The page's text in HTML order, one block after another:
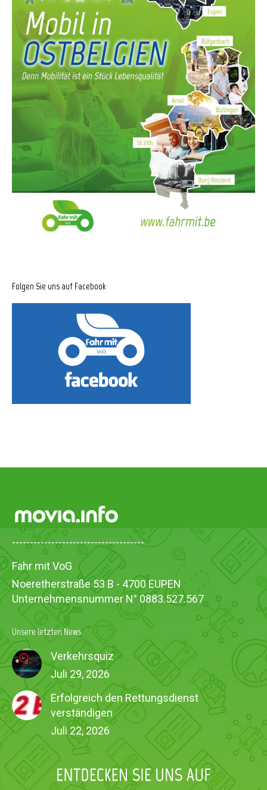
Folgen Sie uns auf Facebook
-------------------------------------
Fahr mit VoG
Noeretherstraße 53 B - 4700 EUPEN
Unternehmensnummer N° 0883.527.567
Unsere letzten News
Verkehrsquiz
Juli 29, 2026
Erfolgreich den Rettungsdienst
verständigen
Juli 22, 2026